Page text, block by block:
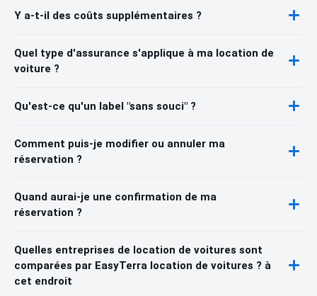
Y a-t-il des coûts supplémentaires ?
Quel type d'assurance s'applique à ma location de
voiture ?
Qu'est-ce qu'un label "sans souci" ?
Comment puis-je modifier ou annuler ma
réservation ?
Quand aurai-je une confirmation de ma
réservation ?
Quelles entreprises de location de voitures sont
comparées par EasyTerra location de voitures ? à
cet endroit